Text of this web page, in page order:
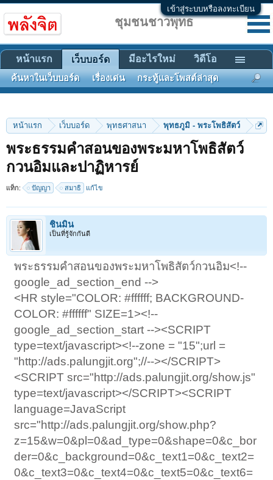
เข้าสู่ระบบหรือลงทะเบียน
หน้าแรก เว็บบอร์ด พุทธศาสนา พุทธภูมิ - พระโพธิสัตว์
พระธรรมคำสอนของพระมหาโพธิสัตว์
กวนอิมและปาฏิหารย์
แท็ก: ปัญญา สมาธิ แก้ไข
ชินมิน
เป็นที่รู้จักกันดี
พระธรรมคำสอนของพระมหาโพธิสัตว์กวนอิม<!--
google_ad_section_end -->
<HR style="COLOR: #ffffff; BACKGROUND-
COLOR: #ffffff" SIZE=1><!--
google_ad_section_start --><SCRIPT
type=text/javascript><!--zone = "15";url =
"http://ads.palungjit.org";//--></SCRIPT>
<SCRIPT src="http://ads.palungjit.org/show.js"
type=text/javascript></SCRIPT><SCRIPT
language=JavaScript
src="http://ads.palungjit.org/show.php?
z=15&w=0&pl=0&ad_type=0&shape=0&c_bor
der=0&c_background=0&c_text1=0&c_text2=
0&c_text3=0&c_text4=0&c_text5=0&c_text6=
ชุมชนชาวพุทธ
หน้าแรก เว็บบอร์ด
ค้นหาในเว็บบอร์ด เรื่องเด่น กระทู้และโพสต์ล่าสุด
มีอะไรใหม่ วิดีโอ